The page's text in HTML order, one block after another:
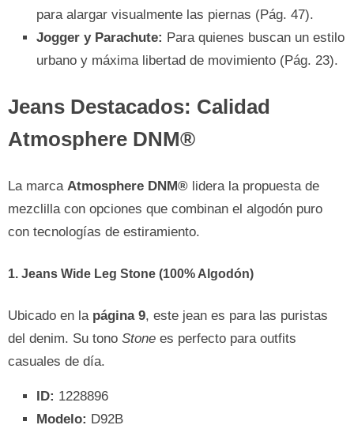
para alargar visualmente las piernas (Pág. 47).
Jogger y Parachute: Para quienes buscan un estilo
urbano y máxima libertad de movimiento (Pág. 23).
Jeans Destacados: Calidad
Atmosphere DNM®
La marca Atmosphere DNM® lidera la propuesta de
mezclilla con opciones que combinan el algodón puro
con tecnologías de estiramiento.
1. Jeans Wide Leg Stone (100% Algodón)
Ubicado en la página 9, este jean es para las puristas
del denim. Su tono Stone es perfecto para outfits
casuales de día.
ID: 1228896
Modelo: D92B